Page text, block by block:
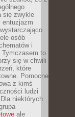
się zwykle
entuzjazm
osób
i
Tymczasem to
się w chwili
które
Pomocne
z kimś
ludzi
niektórych
ale